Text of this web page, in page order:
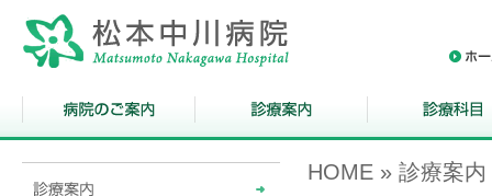
HOME » 診療案内